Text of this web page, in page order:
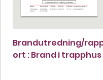
Brandutredning/
ort : Brand i trapphus